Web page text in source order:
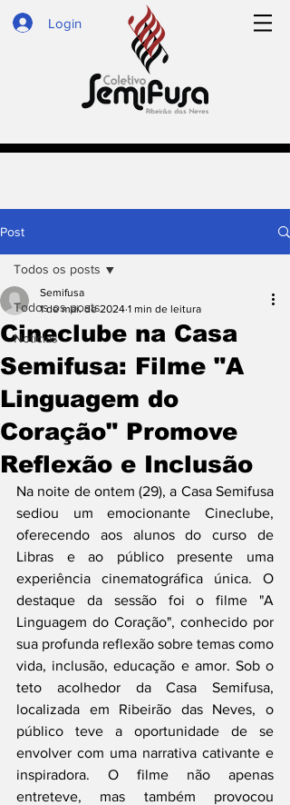
Login
Post
Todos os posts
Notícias
Todos os posts
Cineclube na Casa
Semifusa: Filme "A
Linguagem do
Coração" Promove
Reflexão e Inclusão
Semifusa
1 de mai. de 2024 1 min de leitura
Na noite de ontem (29), a Casa Semifusa
sediou um emocionante Cineclube,
oferecendo aos alunos do curso de
Libras e ao público presente uma
experiência cinematográfica única. O
destaque da sessão foi o filme "A
Linguagem do Coração", conhecido por
sua profunda reflexão sobre temas como
vida, inclusão, educação e amor. Sob o
teto acolhedor da Casa Semifusa,
localizada em Ribeirão das Neves, o
público teve a oportunidade de se
envolver com uma narrativa cativante e
inspiradora. O filme não apenas
entreteve, mas também provocou